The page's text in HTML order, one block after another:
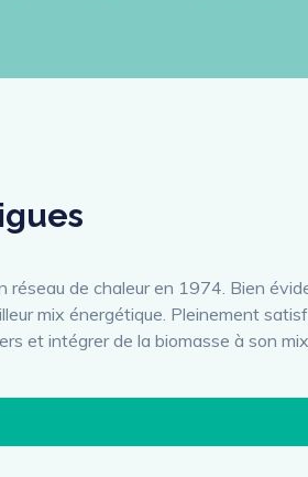
réseau de chaleur en 1974. Bien
mix énergétique. Pleinement
et intégrer de la biomasse à son